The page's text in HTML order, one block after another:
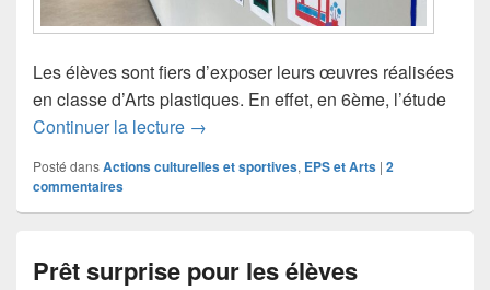
Les élèves sont fiers d’exposer leurs œuvres réalisées
en classe d’Arts plastiques. En effet, en 6ème, l’étude
Continuer la lecture Vive les arts plastiques dans tout le
→
Posté dansActions culturelles et sportives, EPS et Arts | 2
commentaires
Prêt surprise pour les élèves